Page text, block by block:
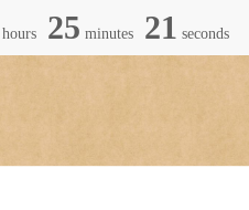
hours 25 minutes 19 seconds